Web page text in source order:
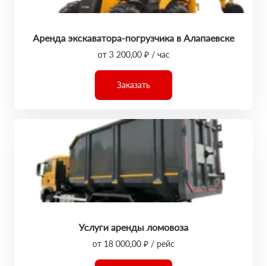
Аренда экскаватора-погрузчика в Алапаевске
от 3 200,00 ₽ / час
Заказать
Услуги аренды ломовоза
от 18 000,00 ₽ / рейс